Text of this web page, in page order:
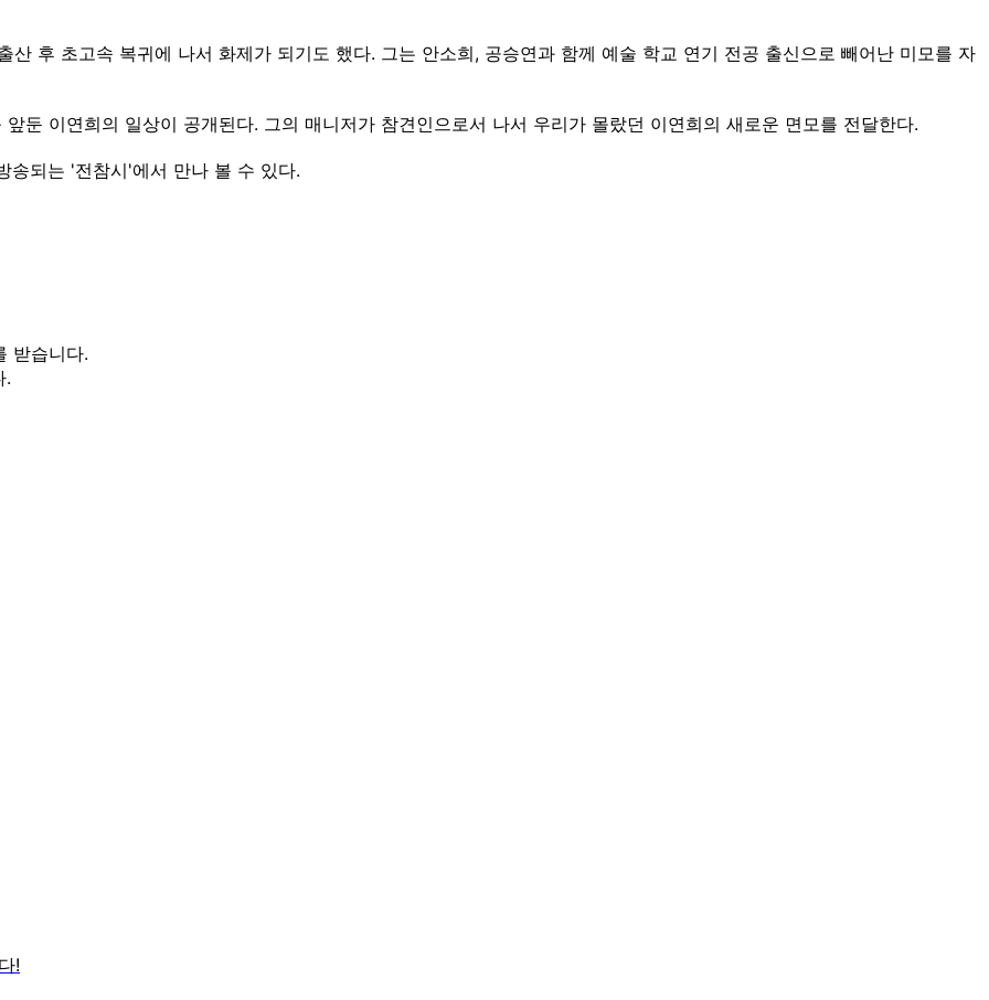
후 초고속 복귀에 나서 화제가 되기도 했다. 그는 안소희, 공승연과 함께 예술 학교 연기 전공 출신으로 빼어난 미모를 자
둔 이연희의 일상이 공개된다. 그의 매니저가 참견인으로서 나서 우리가 몰랐던 이연희의 새로운 면모를 전달한다.
송되는 '전참시'에서 만나 볼 수 있다.
받습니다.
.